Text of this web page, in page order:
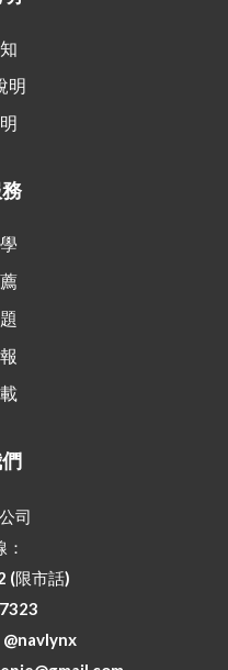
明
司
(限市話)
@navlynx